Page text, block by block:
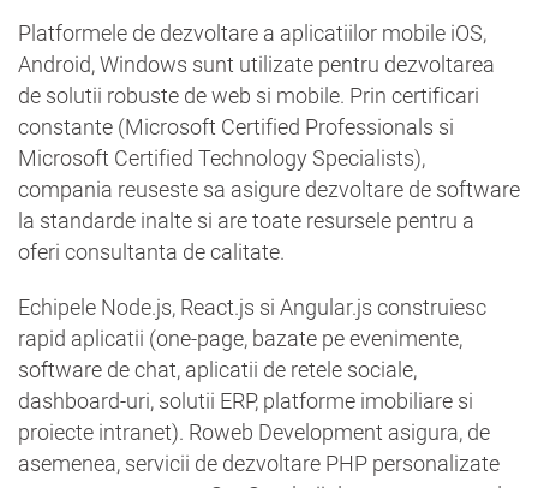
Platformele de dezvoltare a aplicatiilor mobile iOS,
Android, Windows sunt utilizate pentru dezvoltarea
de solutii robuste de web si mobile. Prin certificari
constante (Microsoft Certified Professionals si
Microsoft Certified Technology Specialists),
compania reuseste sa asigure dezvoltare de software
la standarde inalte si are toate resursele pentru a
oferi consultanta de calitate.
Echipele Node.js, React.js si Angular.js construiesc
rapid aplicatii (one-page, bazate pe evenimente,
software de chat, aplicatii de retele sociale,
dashboard-uri, solutii ERP, platforme imobiliare si
proiecte intranet). Roweb Development asigura, de
asemenea, servicii de dezvoltare PHP personalizate